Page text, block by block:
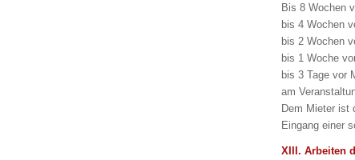
Bis 8 Wochen
bis 4 Wochen
bis 2 Wochen
bis 1 Woche
bis 3 Tage vor
am
Dem Mieter ist
Eingang einer
XIII. Arbeiten